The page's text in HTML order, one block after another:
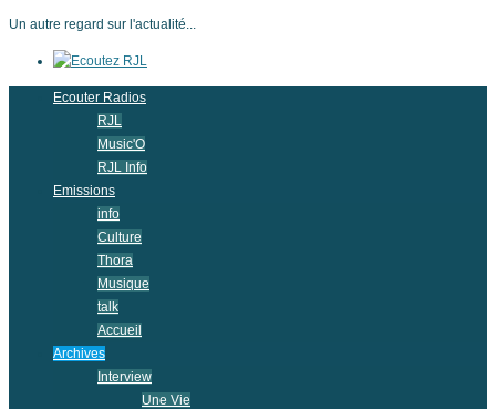
Un autre regard sur l'actualité...
Ecouter Radios
RJL
Music'O
RJL Info
Emissions
info
Culture
Thora
Musique
talk
Accueil
Archives
Interview
Une Vie